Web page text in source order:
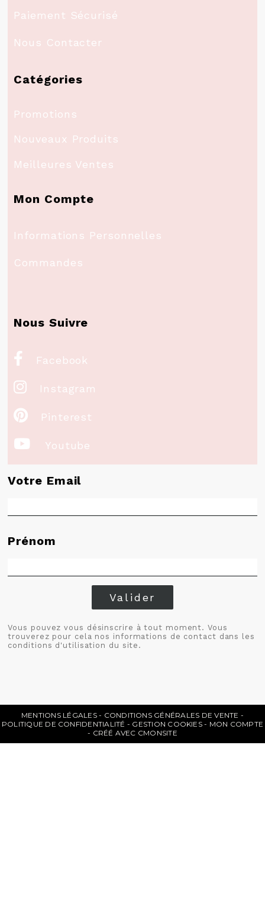
Paiement Sécurisé
Nous Contacter
Catégories
Promotions
Nouveaux Produits
Meilleures Ventes
Mon Compte
Informations Personnelles
Commandes
Nous Suivre
 Facebook
 Instagram
 Pinterest
 Youtube
Votre Email
Prénom
Valider
Vous pouvez vous désinscrire à tout moment. Vous
trouverez pour cela nos informations de contact dans les
conditions d'utilisation du site.
MENTIONS LÉGALES
CONDITIONS GÉNÉRALES DE VENTE
POLITIQUE DE CONFIDENTIALITÉ
GESTION COOKIES
MON COMPTE
CRÉÉ AVEC CMONSITE